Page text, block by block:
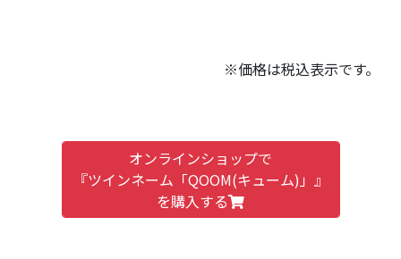
※価格は税込表示です。
オンラインショップで
『ツインネーム「QOOM(キューム)」』
を購入する